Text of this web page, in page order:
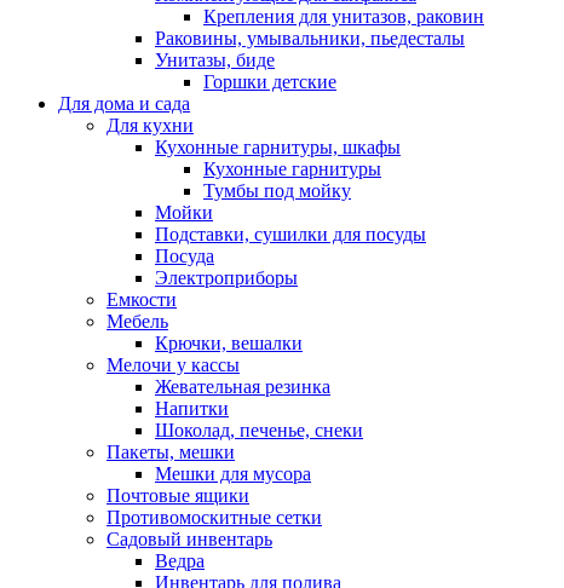
Крепления для унитазов, раковин
Раковины, умывальники, пьедесталы
Унитазы, биде
Горшки детские
Для дома и сада
Для кухни
Кухонные гарнитуры, шкафы
Кухонные гарнитуры
Тумбы под мойку
Мойки
Подставки, сушилки для посуды
Посуда
Электроприборы
Емкости
Мебель
Крючки, вешалки
Мелочи у кассы
Жевательная резинка
Напитки
Шоколад, печенье, снеки
Пакеты, мешки
Мешки для мусора
Почтовые ящики
Противомоскитные сетки
Садовый инвентарь
Ведра
Инвентарь для полива